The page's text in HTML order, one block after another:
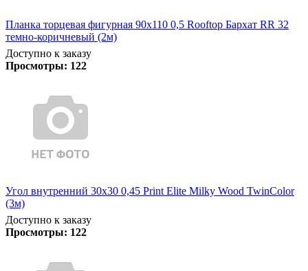
Планка торцевая фигурная 90х110 0,5 Rooftop Бархат RR 32
темно-коричневый (2м)
Доступно к заказу
Просмотры: 122
Угол внутренний 30х30 0,45 Print Elite Milky Wood TwinColor
(3м)
Доступно к заказу
Просмотры: 122